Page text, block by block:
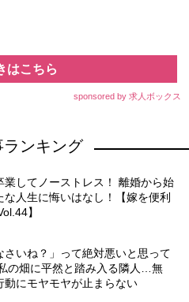
はこちら
sponsored by 求人ボックス
ランキング
業してノーストレス！ 離婚から始
な人生に悔いはなし！【嫁を便利
】
さいね？」って絶対悪いと思って
の畑に平然と踏み入る隣人…無
動にモヤモヤが止まらない